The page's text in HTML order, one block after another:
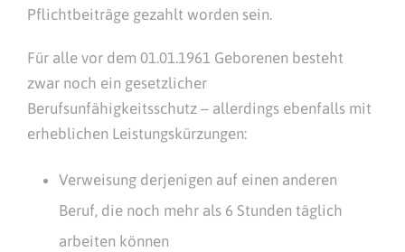
Pflichtbeiträge gezahlt worden sein.
Für alle vor dem 01.01.1961 Geborenen besteht
zwar noch ein gesetzlicher
Berufsunfähigkeitsschutz – allerdings ebenfalls mit
erheblichen Leistungskürzungen:
Verweisung derjenigen auf einen anderen
Beruf, die noch mehr als 6 Stunden täglich
arbeiten können